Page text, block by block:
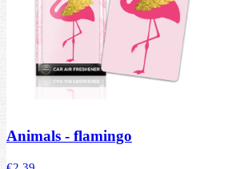
Animals - flamingo